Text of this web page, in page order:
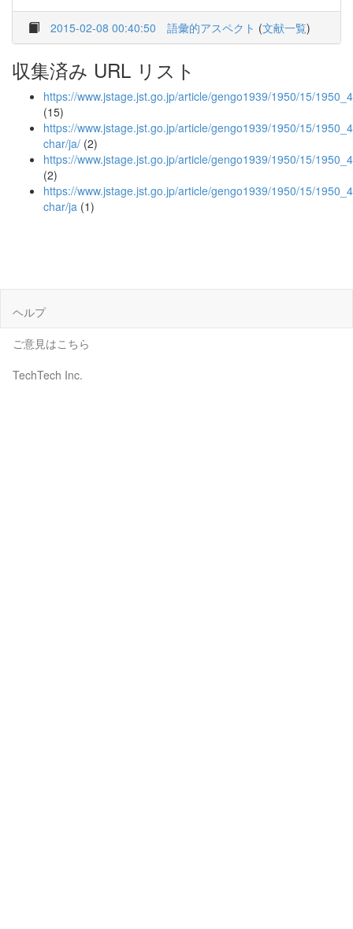
2015-02-08 00:40:50 語彙的アスペクト (文献一覧)
収集済み URL リスト
https://www.jstage.jst.go.jp/article/gengo1939/1950/15/
(15)
https://www.jstage.jst.go.jp/article/gengo1939/1950/15/
char/ja/ (2)
https://www.jstage.jst.go.jp/article/gengo1939/1950/15/
(2)
https://www.jstage.jst.go.jp/article/gengo1939/1950/15/
char/ja (1)
ヘルプ
ご意見はこちら
TechTech Inc.